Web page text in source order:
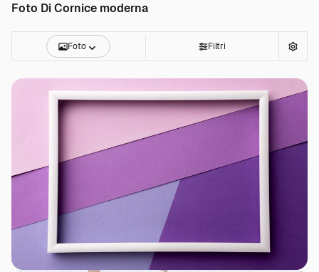
Foto Di Cornice moderna
Foto Filtri